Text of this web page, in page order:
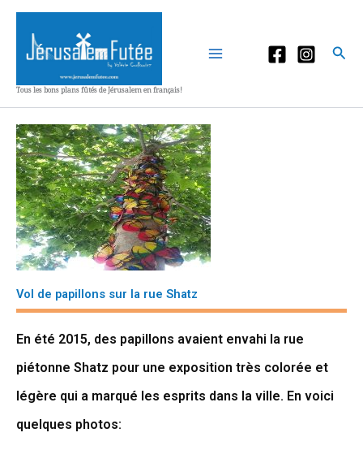
Aller
contenu
Tous les bons plans fûtés de Jérusalem en français!
Vol de papillons sur la rue Shatz
En été 2015, des papillons avaient envahi la rue
piétonne Shatz pour une exposition très colorée et
légère qui a marqué les esprits dans la ville. En voici
quelques photos: